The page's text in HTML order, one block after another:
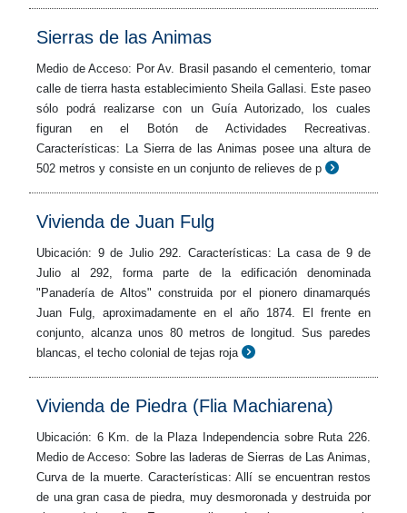
Sierras de las Animas
Medio de Acceso: Por Av. Brasil pasando el cementerio, tomar
calle de tierra hasta establecimiento Sheila Gallasi. Este paseo
sólo podrá realizarse con un Guía Autorizado, los cuales
figuran en el Botón de Actividades Recreativas.
Características: La Sierra de las Animas posee una altura de
502 metros y consiste en un conjunto de relieves de p
Vivienda de Juan Fulg
Ubicación: 9 de Julio 292. Características: La casa de 9 de
Julio al 292, forma parte de la edificación denominada
"Panadería de Altos" construida por el pionero dinamarqués
Juan Fulg, aproximadamente en el año 1874. El frente en
conjunto, alcanza unos 80 metros de longitud. Sus paredes
blancas, el techo colonial de tejas roja
Vivienda de Piedra (Flia Machiarena)
Ubicación: 6 Km. de la Plaza Independencia sobre Ruta 226.
Medio de Acceso: Sobre las laderas de Sierras de Las Animas,
Curva de la muerte. Características: Allí se encuentran restos
de una gran casa de piedra, muy desmoronada y destruida por